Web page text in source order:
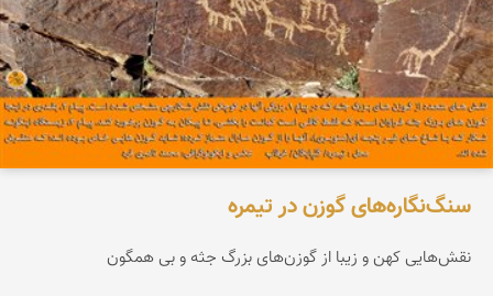
سنگ‌نگاره‌های گوزن در تیمره
نقش‌هایی کهن و زیبا از گوزن‌های بزرگ جثه و بی همگون